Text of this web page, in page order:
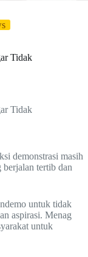
Tidak
Tidak
demonstrasi masih
berjalan tertib dan
untuk tidak
aspirasi. Menag
untuk